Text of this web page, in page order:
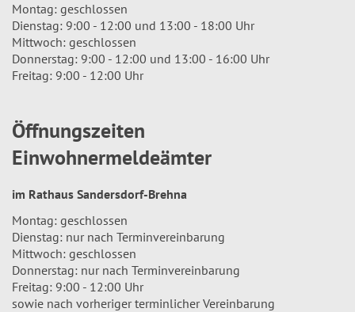
Montag: geschlossen
Dienstag: 9:00 - 12:00 und 13:00 - 18:00 Uhr
Mittwoch: geschlossen
Donnerstag: 9:00 - 12:00 und 13:00 - 16:00 Uhr
Freitag: 9:00 - 12:00 Uhr
Öffnungszeiten
Einwohnermeldeämter
im Rathaus Sandersdorf-Brehna
Montag: geschlossen
Dienstag: nur nach Terminvereinbarung
Mittwoch: geschlossen
Donnerstag: nur nach Terminvereinbarung
Freitag: 9:00 - 12:00 Uhr
sowie nach vorheriger terminlicher Vereinbarung